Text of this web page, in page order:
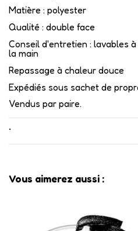
Matière : polyester
Qualité : double face
Conseil d'entretien : lavables
la main
Repassage à chaleur douce
Expédiés sous sachet de
Vendus par paire.
•
Vous aimerez aussi :